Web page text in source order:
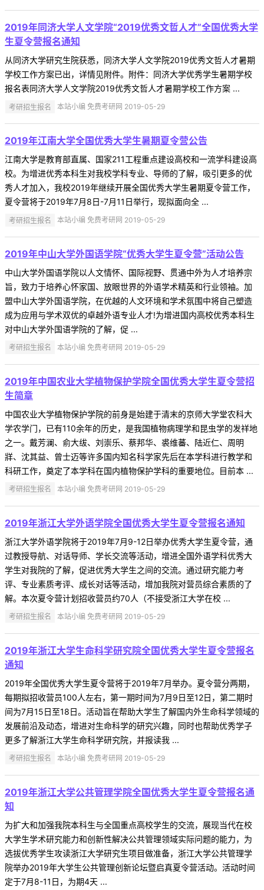
2019年同济大学人文学院“2019优秀文哲人才”全国优秀大学
生夏令营报名通知
从同济大学研究生院获悉，同济大学人文学院2019优秀文哲人才暑期
学校工作方案已出，详情见附件。附件：同济大学优秀学生暑期学校
报名表同济大学人文学院2019优秀文哲人才暑期学校工作方案 ...
考研招生报名 本站小编 免费考研网 2019-05-29
2019年江南大学全国优秀大学生暑期夏令营公告
江南大学是教育部直属、国家211工程重点建设高校和一流学科建设高
校。为增进优秀本科生对我校学科专业、导师的了解，吸引更多的优
秀人才加入，我校2019年继续开展全国优秀大学生暑期夏令营工作，
夏令营将于2019年7月8日-7月11日举行，现拟面向全 ...
考研招生报名 本站小编 免费考研网 2019-05-29
2019年中山大学外国语学院“优秀大学生夏令营”活动公告
中山大学外国语学院以人文情怀、国际视野、贯通中外为人才培养宗
旨，致力于培养心怀家国、放眼世界的外语学术精英和行业领袖。加
盟中山大学外国语学院，在优越的人文环境和学术氛围中将自己塑造
成为应用与学术双优的卓越外语专业人才!为增进国内高校优秀本科生
对中山大学外国语学院的了解，促 ...
考研招生报名 本站小编 免费考研网 2019-05-29
2019年中国农业大学植物保护学院全国优秀大学生夏令营招
生简章
中国农业大学植物保护学院的前身是始建于清末的京师大学堂农科大
学农学门，已有110余年的历史，是我国植物病理学和昆虫学的发祥地
之一。戴芳澜、俞大绂、刘崇乐、蔡邦华、裘维蕃、陆近仁、周明
牂、沈其益、曾士迈等许多国内知名科学家先后在本学科进行教学和
科研工作，奠定了本学科在国内植物保护学科的重要地位。目前本 ...
考研招生报名 本站小编 免费考研网 2019-05-29
2019年浙江大学外语学院全国优秀大学生夏令营报名通知
浙江大学外语学院将于2019年7月9-12日举办优秀大学生夏令营，通
过教授导航、对话导师、学长交流等活动，增进全国外语学科优秀大
学生对我院的了解，促进优秀大学生之间的交流。通过研究能力考
评、专业素质考评、成长对话等活动，增加我院对营员综合素质的了
解。本次夏令营计划招收营员约70人（不接受浙江大学在校 ...
考研招生报名 本站小编 免费考研网 2019-05-29
2019年浙江大学生命科学研究院全国优秀大学生夏令营报名
通知
2019年全国优秀大学生夏令营将于2019年7月举办。夏令营分两期，
每期拟招收营员100人左右，第一期时间为7月9日至12日，第二期时
间为7月15日至18日。活动旨在帮助大学生了解国内外生命科学领域的
发展前沿及动态，增进对生命科学的研究兴趣，同时也帮助优秀学子
更多了解浙江大学生命科学研究院，并报读我 ...
考研招生报名 本站小编 免费考研网 2019-05-29
2019年浙江大学公共管理学院全国优秀大学生夏令营报名通
知
为扩大和加强我院本科生与全国重点高校学生的交流，展现当代在校
大学生学术研究能力和创新性解决公共管理领域实际问题的能力，为
选拔优秀学生攻读浙江大学研究生项目做准备，浙江大学公共管理学
院举办2019年大学生公共管理创新论坛暨启真夏令营活动。活动时间
定于7月8-11日，为期4天 ...